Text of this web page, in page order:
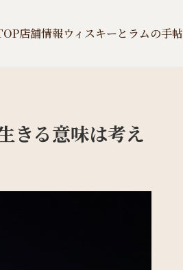
店舗情報ウィスキーとラムの手帖
きる意味は考え